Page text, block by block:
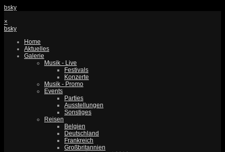
bsky
×
bsky
Home
Aktuelles
Galerie
Musik - Live
Festivals
Konzerte
Musik - Promo
Events
Parties
Ausstellungen
Sonstiges
Reisen
Belgien
Deutschland
Frankreich
Großbritannien